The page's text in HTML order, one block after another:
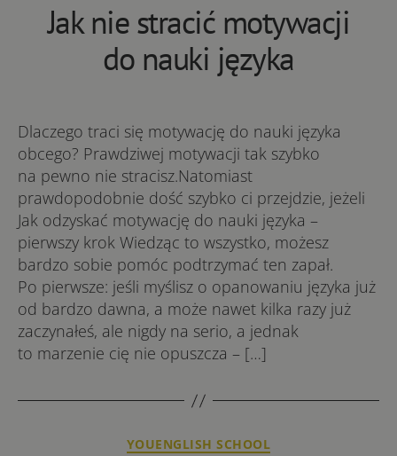
Jak nie stracić motywacji
do nauki języka
Dlaczego traci się motywację do nauki języka
obcego? Prawdziwej motywacji tak szybko
na pewno nie stracisz.Natomiast
prawdopodobnie dość szybko ci przejdzie, jeżeli
Jak odzyskać motywację do nauki języka –
pierwszy krok Wiedząc to wszystko, możesz
bardzo sobie pomóc podtrzymać ten zapał.
Po pierwsze: jeśli myślisz o opanowaniu języka już
od bardzo dawna, a może nawet kilka razy już
zaczynałeś, ale nigdy na serio, a jednak
to marzenie cię nie opuszcza – […]
Kategorie
YOUENGLISH SCHOOL